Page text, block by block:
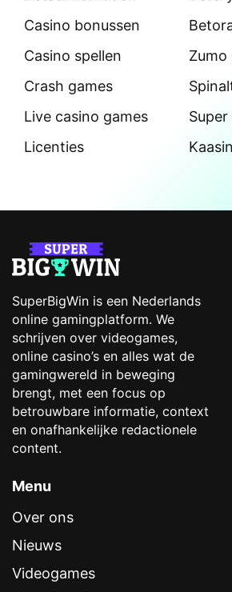
Casino bonussen
Casino spellen
Crash games
Live casino games
Licenties
Zumo
SuperBigWin is een Nederlands
online gamingplatform. We
schrijven over videogames,
online casino’s en alles wat de
gamingwereld in beweging
brengt, met een focus op
betrouwbare informatie, context
en onafhankelijke redactionele
content.
Menu
Over ons
Nieuws
Videogames